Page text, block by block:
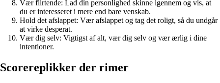
Vær flirtende: Lad din personlighed skinne igennem og vis, at
du er interesseret i mere end bare venskab.
Hold det afslappet: Vær afslappet og tag det roligt, så du undgår
at virke desperat.
Vær dig selv: Vigtigst af alt, vær dig selv og vær ærlig i dine
intentioner.
Scorereplikker der rimer